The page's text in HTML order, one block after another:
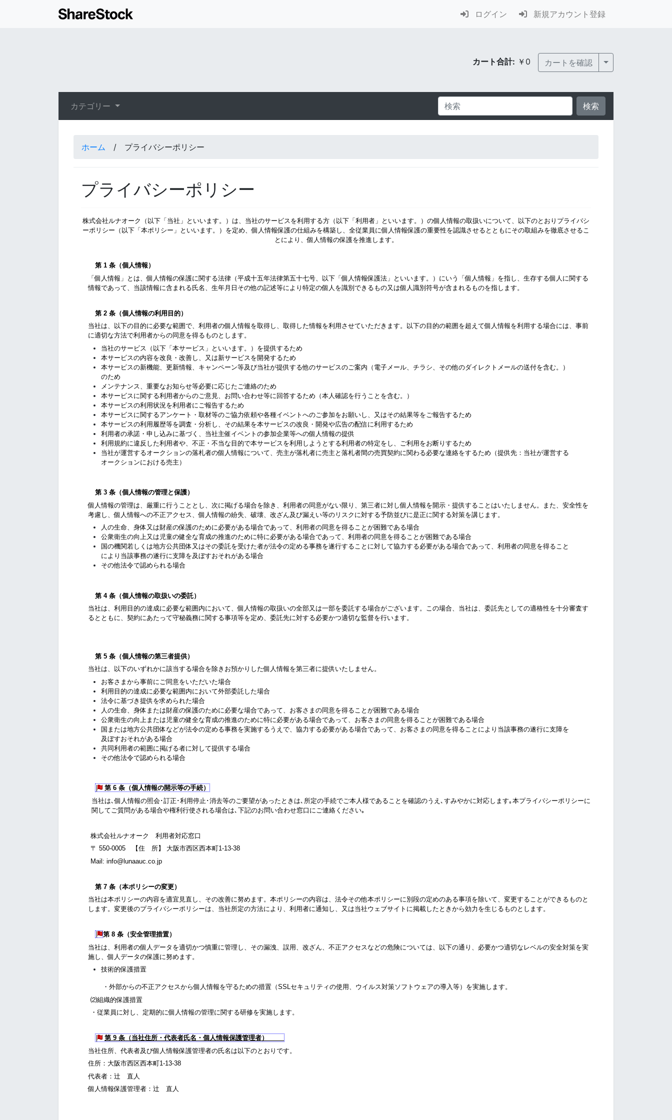
ログイン 新規アカウント登録
カート合計: ￥0 カートを確認 Toggle Dropdown
カテゴリー 検索
ホーム / プライバシーポリシー
プライバシーポリシー
株式会社ルナオーク（以下「当社」といいます。）は、当社のサービスを利用する方（以下「利用者」といいます。）の個人情報の取扱いについて、以下のとおりプライバシ
ーポリシー（以下「本ポリシー」といいます。）を定め、個人情報保護の仕組みを構築し、全従業員に個人情報保護の重要性を認識させるとともにその取組みを徹底させるこ
とにより、個人情報の保護を推進します。
第 1 条 （個人情報）
「個人情報」とは、個人情報の保護に関する法律（平成十五年法律第五十七号、以下「個人情報保護法」といいます。）にいう「個人情報」を指し、生存する個人に関する
情報であって、当該情報に含まれる氏名、生年月日その他の記述等により特定の個人を識別できるもの又は個人識別符号が含まれるものを指します。
第 2 条 （個人情報の利用目的）
当社は、以下の目的に必要な範囲で、利用者の個人情報を取得し、取得した情報を利用させていただきます。以下の目的の範囲を超えて個人情報を利用する場合には、事前
に適切な方法で利用者からの同意を得るものとします。
当社のサービス（以下「本サービス」といいます。）を提供するため
本サービスの内容を改良・改善し、又は新サービスを開発するため
本サービスの新機能、更新情報、キャンペーン等及び当社が提供する他のサービスのご案内（電子メール、チラシ、その他のダイレクトメールの送付を含む。）
のため
メンテナンス、重要なお知らせ等必要に応じたご連絡のため
本サービスに関する利用者からのご意見、お問い合わせ等に回答するため（本人確認を行うことを含む。）
本サービスの利用状況を利用者にご報告するため
本サービスに関するアンケート・取材等のご協力依頼や各種イベントへのご参加をお願いし、又はその結果等をご報告するため
本サービスの利用履歴等を調査・分析し、その結果を本サービスの改良・開発や広告の配信に利用するため
利用者の承諾・申し込みに基づく、当社主催イベントの参加企業等への個人情報の提供
利用規約に違反した利用者や、不正・不当な目的で本サービスを利用しようとする利用者の特定をし、ご利用をお断りするため
当社が運営するオークションの落札者の個人情報について、売主が落札者に売主と落札者間の売買契約に関わる必要な連絡をするため（提供先：当社が運営する
オークションにおける売主）
第 3 条 （個人情報の管理と保護）
個人情報の管理は、厳重に行うこととし、次に掲げる場合を除き、利用者の同意がない限り、第三者に対し個人情報を開示・提供することはいたしません。また、安全性を
考慮し、個人情報への不正アクセス、個人情報の紛失、破壊、改ざん及び漏えい等のリスクに対する予防並びに是正に関する対策を講じます。
人の生命、身体又は財産の保護のために必要がある場合であって、利用者の同意を得ることが困難である場合
公衆衛生の向上又は児童の健全な育成の推進のために特に必要がある場合であって、利用者の同意を得ることが困難である場合
国の機関若しくは地方公共団体又はその委託を受けた者が法令の定める事務を遂行することに対して協力する必要がある場合であって、利用者の同意を得ること
により当該事務の遂行に支障を及ぼすおそれがある場合
その他法令で認められる場合
第 4 条 （個人情報の取扱いの委託）
当社は、利用目的の達成に必要な範囲内において、個人情報の取扱いの全部又は一部を委託する場合がございます。この場合、当社は、委託先としての適格性を十分審査す
るとともに、契約にあたって守秘義務に関する事項等を定め、委託先に対する必要かつ適切な監督を行います。
第 5 条 （個人情報の第三者提供）
当社は、以下のいずれかに該当する場合を除きお預かりした個人情報を第三者に提供いたしません。
お客さまから事前にご同意をいただいた場合
利用目的の達成に必要な範囲内において外部委託した場合
法令に基づき提供を求められた場合
人の生命、身体または財産の保護のために必要な場合であって、お客さまの同意を得ることが困難である場合
公衆衛生の向上または児童の健全な育成の推進のために特に必要がある場合であって、お客さまの同意を得ることが困難である場合
国または地方公共団体などが法令の定める事務を実施するうえで、協力する必要がある場合であって、お客さまの同意を得ることにより当該事務の遂行に支障を
及ぼすおそれがある場合
共同利用者の範囲に掲げる者に対して提供する場合
その他法令で認められる場合
第 6 条 （個人情報の開示等の手続）
当社は､個人情報の照会･訂正･利用停止･消去等のご要望があったときは､所定の手続でご本人様であることを確認のうえ､すみやかに対応します｡本プライバシーポリシーに
関してご質問がある場合や権利行使される場合は､下記のお問い合わせ窓口にご連絡ください｡
株式会社ルナオーク 利用者対応窓口
〒 550-0005 【住 所】 大阪市西区西本町1-13-38
Mail: info@lunaauc.co.jp
第 7 条 （本ポリシーの変更）
当社は本ポリシーの内容を適宜見直し、その改善に努めます。本ポリシーの内容は、法令その他本ポリシーに別段の定めのある事項を除いて、変更することができるものと
します。変更後のプライバシーポリシーは、当社所定の方法により、利用者に通知し、又は当社ウェブサイトに掲載したときから効力を生じるものとします。
第 8 条 （安全管理措置）
当社は、利用者の個人データを適切かつ慎重に管理し、その漏洩、誤用、改ざん、不正アクセスなどの危険については、以下の通り、必要かつ適切なレベルの安全対策を実
施し、個人データの保護に努めます。
技術的保護措置
・外部からの不正アクセスから個人情報を守るための措置（SSLセキュリティの使用、ウイルス対策ソフトウェアの導入等）を実施します。
⑵組織的保護措置
・従業員に対し、定期的に個人情報の管理に関する研修を実施します。
第 9 条 （当社住所・代表者氏名・個人情報保護管理者）
当社住所、代表者及び個人情報保護管理者の氏名は以下のとおりです。
住所：大阪市西区西本町1-13-38
代表者：辻 直人
個人情報保護管理者：辻 直人